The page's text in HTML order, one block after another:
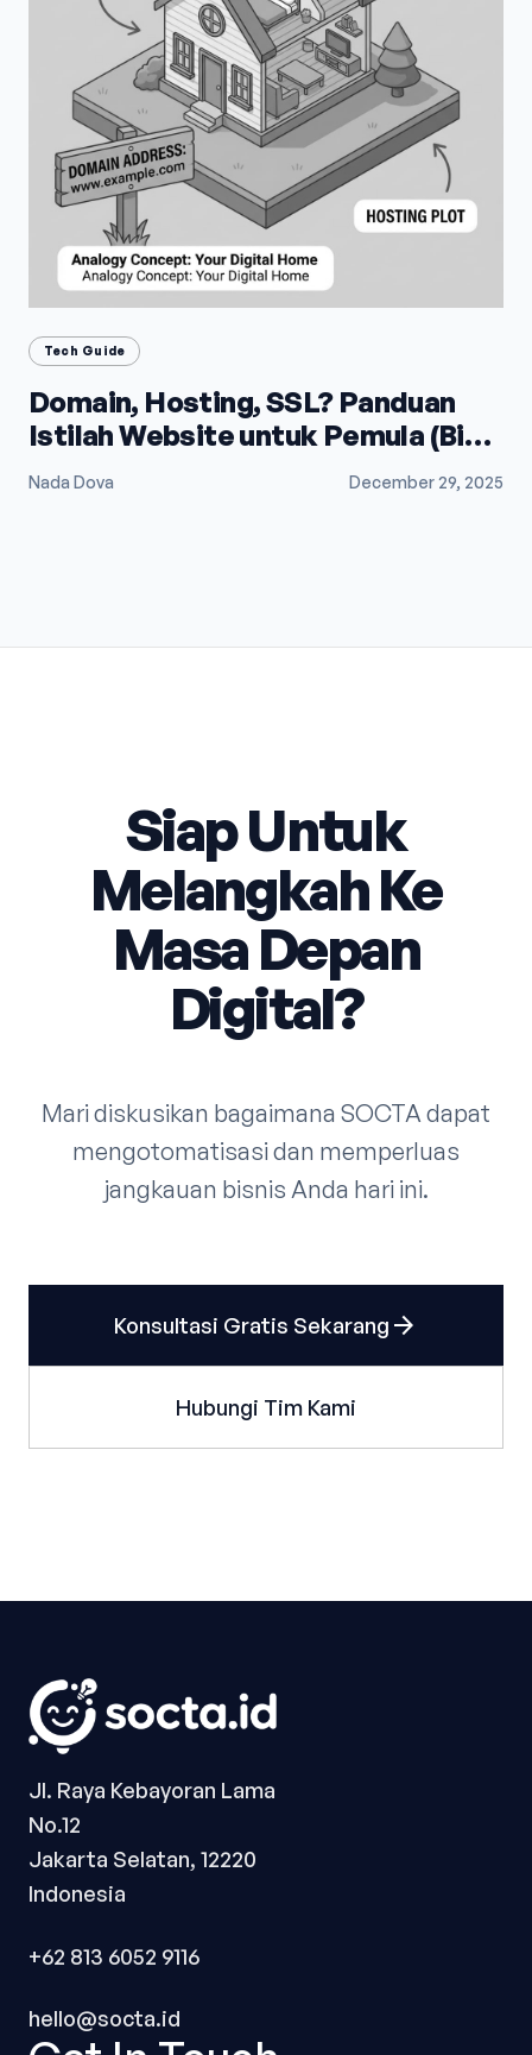
Tech Guide
Domain, Hosting, SSL? Panduan
Istilah Website untuk Pemula (Biar
Gak Bingung)
Nada Dova December 29, 2025
Siap Untuk
Melangkah Ke
Masa Depan
Digital?
Mari diskusikan bagaimana SOCTA dapat
mengotomatisasi dan memperluas
jangkauan bisnis Anda hari ini.
Konsultasi Gratis Sekarang arrow_forward
Hubungi Tim Kami
Jl. Raya Kebayoran Lama
No.12
Jakarta Selatan, 12220
Indonesia
+62 813 6052 9116
hello@socta.id